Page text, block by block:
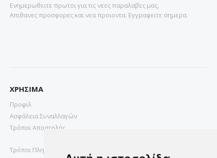
Ενημερωθειτε πρωτοι για τις νεες παραλαβες μας,
Απιθανες προσφορες και νεα προιοντα. Εγγραφειτε σημερα.
ΧΡΗΣΙΜΑ
Προφιλ
Ασφάλεια Συναλλαγών
Τρόποι Αποστολής
Τρόποι Πληρωμής